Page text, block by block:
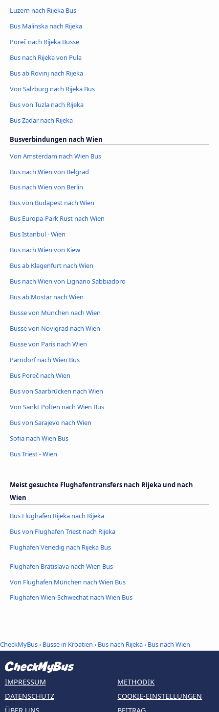
Luzern nach Rijeka Bus
Bus Malinska nach Rijeka
Poreč nach Rijeka Busse
Bus nach Rijeka von Pula
Bus ab Rovinj nach Rijeka
Von Salzburg nach Rijeka Bus
Bus von Tuzla nach Rijeka
Bus Zadar nach Rijeka
Busverbindungen nach Wien
Von Amsterdam nach Wien Bus
Bus nach Wien von Belgrad
Bus nach Wien von Berlin
Bus von Budapest nach Wien
Bus Europa-Park Rust nach Wien
Bus Istanbul - Wien
Bus nach Wien von Kiew
Bus ab Klagenfurt nach Wien
Bus nach Wien von Lignano Sabbiadoro
Bus ab Mostar nach Wien
Busse von München nach Wien
Busse von Novigrad nach Wien
Busse von Paris nach Wien
Parndorf nach Wien Bus
Bus Poreč nach Wien
Bus von Saarbrücken nach Wien
Von Sankt Pölten nach Wien Bus
Bus von Sarajevo nach Wien
Sofia nach Wien Bus
Bus Triest - Wien
Meist gesuchte Flughafentransfers nach Rijeka und nach
Wien
Bus Flughafen Rijeka nach Rijeka
Bus von Flughafen Triest nach Rijeka
Flughafen Venedig nach Rijeka Bus
Flughafen Bratislava nach Wien Bus
Von Flughafen München nach Wien Bus
Flughafen Wien-Schwechat nach Wien Bus
CheckMyBus› Busse in Kroatien › Bus nach Rijeka› Bus nach Wien
IMPRESSUM
DATENSCHUTZ
METHODIK
COOKIE-EINSTELLUNGEN